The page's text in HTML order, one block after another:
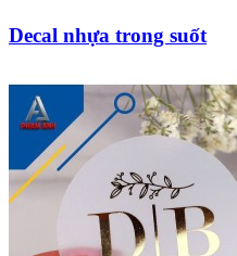
Decal nhựa trong suốt